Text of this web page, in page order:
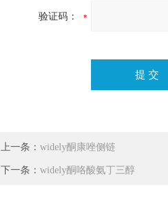
验证码：
上一条：widely酮康唑侧链
下一条：widely酮咯酸氨丁三醇